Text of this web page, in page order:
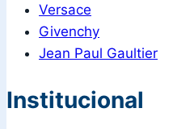
Versace
Givenchy
Jean Paul Gaultier
Institucional